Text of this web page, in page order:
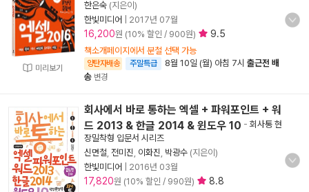
미리보기
한은숙 (지은이)
한빛미디어
2017년 07월
16,200원 (10% 할인 / 900원) 9.5
책소개페이지에서 분철 선택 가능
양탄자배송 주말특급 8월 10일 (월) 아침 7시 출근전 배
송 변경
회사에서 바로 통하는 엑셀 + 파워포인트 + 워
드 2013 & 한글 2014 & 윈도우 10 -회사통 현
장밀착형 입문서 시리즈
신면철 전미진 이화진 박광수 (지은이)
한빛미디어
2016년 03월
17,820원 (10% 할인 / 990원) 8.8